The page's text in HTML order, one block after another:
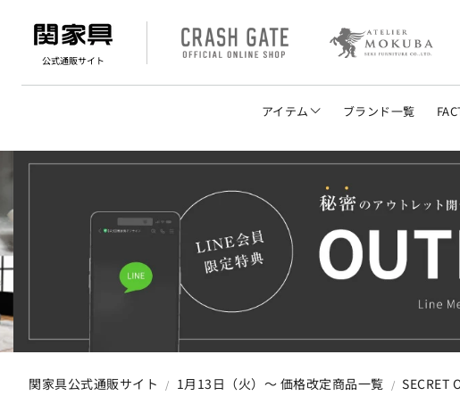
公式通販サイト
アイテム
ソファ 1
2
3
カ
パ
ス
テーブル・デスク リ
サ
フ
チェア・ベンチ ダ
キ
テレビボード
キッチン収納 食
ベッド ベ
ブランド一覧
関家具公式通販サイト 1月13日（火）～ 価格改定商品一覧